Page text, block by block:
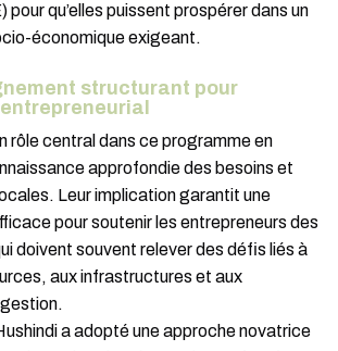
qu’elles puissent prospérer dans un
économique exigeant.
structurant pour
rôle central dans ce programme en
approfondie des besoins et
Leur implication garantit une
pour soutenir les entrepreneurs des
doivent souvent relever des défis liés à
aux infrastructures et aux
a adopté une approche novatrice